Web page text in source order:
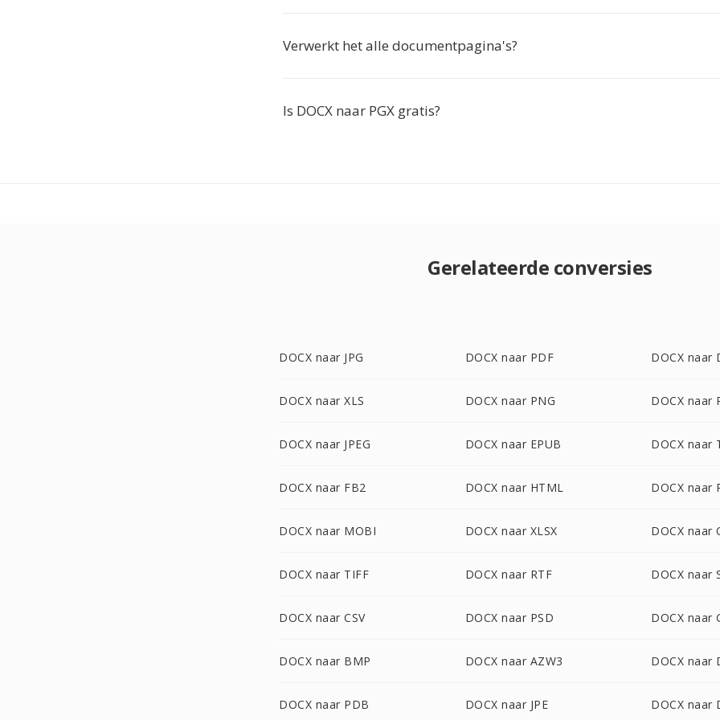
Verwerkt het alle documentpagina's?
Is DOCX naar PGX gratis?
Gerelateerde conversies
DOCX naar JPG DOCX naar PDF DOCX naar
DOCX naar XLS DOCX naar PNG DOCX naar
DOCX naar JPEG DOCX naar EPUB DOCX naar
DOCX naar FB2 DOCX naar HTML DOCX naar
DOCX naar MOBI DOCX naar XLSX DOCX naar
DOCX naar TIFF DOCX naar RTF DOCX naar
DOCX naar CSV DOCX naar PSD DOCX naar
DOCX naar BMP DOCX naar AZW3 DOCX naar
DOCX naar PDB DOCX naar JPE DOCX naar